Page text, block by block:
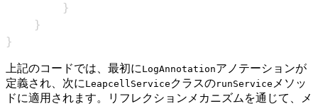
}
}
}
上記のコードでは、最初にLogAnnotationアノテーションが
定義され、次にLeapcellService クラスのrunService メソッ
ドに適用されます。リフレクションメカニズムを通じて、メ